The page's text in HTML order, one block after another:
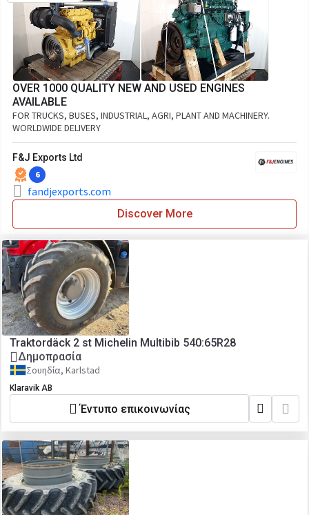
OVER 1000 QUALITY NEW AND USED ENGINES
AVAILABLE
FOR TRUCKS, BUSES, INDUSTRIAL, AGRI, PLANT AND MACHINERY.
WORLDWIDE DELIVERY
F&J Exports Ltd
6
fandjexports.com
Discover More
Traktordäck 2 st Michelin Multibib 540:65R28
Δημοπρασία
Σουηδία, Karlstad
Klaravik AB
Έντυπο επικοινωνίας